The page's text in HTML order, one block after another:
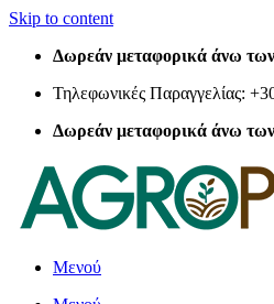
Skip to content
Δωρεάν μεταφορικά άνω
Τηλεφωνικές Παραγγελίας:
Δωρεάν μεταφορικά άνω
Μενού